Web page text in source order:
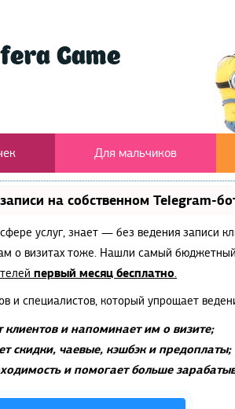
Для мальчиков
на собственном Telegram-
услуг, знает — без ведения записи
о визитах тоже. Нашли самый
первый месяц бесплатно.
и специалистов, который упрощает
клиентов и напоминает им о визите;
скидки, чаевые, кэшбэк и предоплаты;
и помогает больше